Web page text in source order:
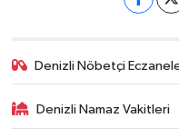
Denizli Nöbetçi
Denizli Namaz Vakitleri